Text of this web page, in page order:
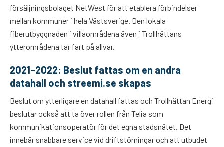
försäljningsbolaget NetWest för att etablera förbindelser
mellan kommuner i hela Västsverige. Den lokala
fiberutbyggnaden i villaområdena även i Trollhättans
ytterområdena tar fart på allvar.
2021–2022: Beslut fattas om en andra
datahall och streemi.se skapas
Beslut om ytterligare en datahall fattas och Trollhättan Energi
beslutar också att ta över rollen från Telia som
kommunikationsoperatör för det egna stadsnätet. Det
innebär snabbare service vid driftstörningar och att utbudet